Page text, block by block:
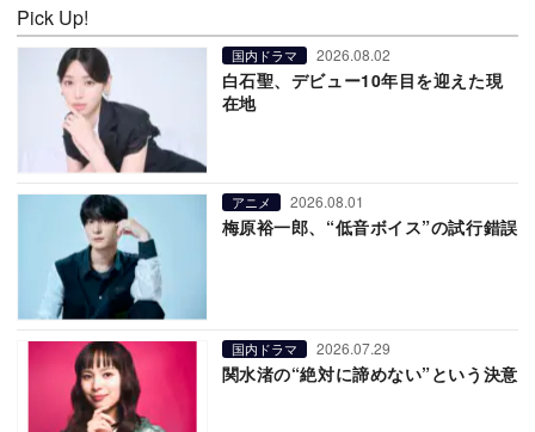
Pick Up!
国内ドラマ 2026.08.02
白石聖、デビュー10年目を迎えた現
在地
アニメ 2026.08.01
梅原裕一郎、“低音ボイス”の試行錯誤
国内ドラマ 2026.07.29
関水渚の“絶対に諦めない”という決意